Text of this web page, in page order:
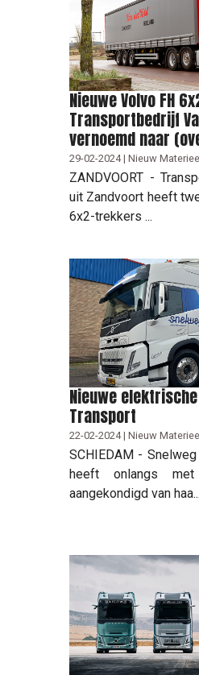
Nieuwe Volvo FH
Transportbedrijf
vernoemd naar
29-02-2024 | Nieuw Materieel
ZANDVOORT -
uit Zandvoort heeft
6x2-trekkers ...
Nieuwe
Transport
22-02-2024 | Nieuw Materieel
SCHIEDAM -
heeft onlangs
aangekondigd van haa...